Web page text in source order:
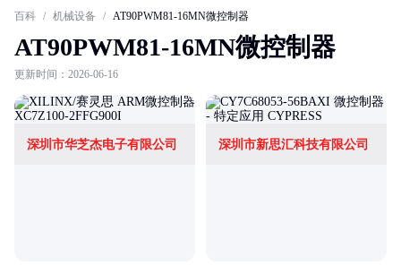
百科 / 机械设备 / AT90PWM81-16MN微控制器
AT90PWM81-16MN微控制器
更新时间：2026-06-16
深圳市华芝杰电子有限公司 深圳市新思汇科技有限公司